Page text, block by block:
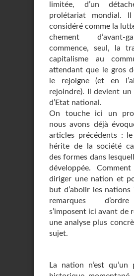
limitée, d’un
prolétariat mondial. Il
considéré comme la
chement d’avant-
commence, seul, la
capitalisme au
attendant que le gros
le rejoigne (et en
rejoindre). Il de­vient un
d’Etat national.
On touche ici un
nous avons déjà
articles précédents :
hérite de la société
des formes dans
développée.
diriger une nation et
but d’abolir les nations
remarques
s’imposent ici avant de
une analyse plus
sujet.
La nation n’est qu’un